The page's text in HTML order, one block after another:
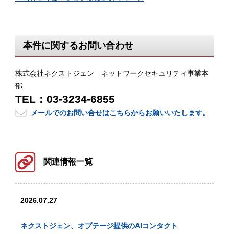
本件に関するお問い合わせ
株式会社ネクストジェン ネットワークセキュリティ事業本
部
TEL：03-3234-6855
メールでのお問い合せはこちらからお願いいたします。
関連情報一覧
2026.07.27
ネクストジェン、オプテージ提供のAIコンタクト